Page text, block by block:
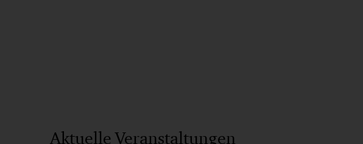
Aktuelle Veranstaltungen